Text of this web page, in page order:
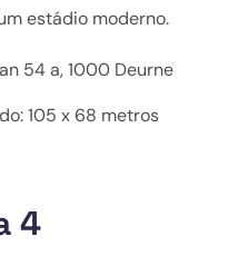
estádio moderno.
54 a, 1000 Deurne
105 x 68 metros
4